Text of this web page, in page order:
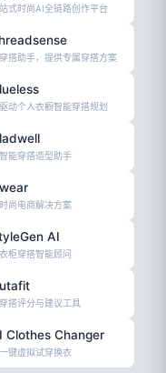
式时尚AI全链路创作平台
搭助手，提供专属穿搭方案
动个人衣橱智能穿搭规划
能穿搭造型助手
尚电商解决方案
AI
柜穿搭智能顾问
搭评分与建议工具
Clothes Changer
键虚拟试穿换衣